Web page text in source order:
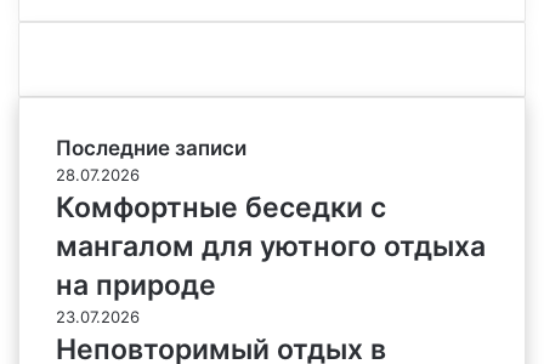
Последние записи
28.07.2026
Комфортные беседки с
мангалом для уютного отдыха
на природе
23.07.2026
Неповторимый отдых в